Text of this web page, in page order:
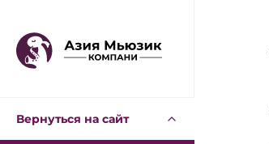
Вернуться на сайт